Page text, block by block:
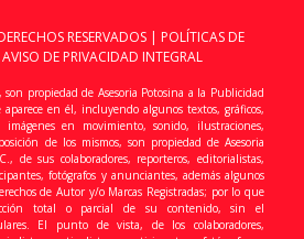
RESERVADOS | POLÍTICAS DE
DE PRIVACIDAD INTEGRAL
propiedad de Asesoria Potosina a la Publicidad
en él, incluyendo algunos textos, gráficos,
imágenes en movimiento, sonido, ilustraciones,
de los mismos, son propiedad de Asesoria
de sus colaboradores, reporteros, editorialistas,
fotógrafos y anunciantes, además algunos
de Autor y/o Marcas Registradas; por lo que
total o parcial de su contenido, sin el
El punto de vista, de los colaboradores,